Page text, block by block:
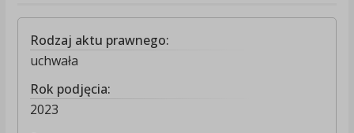
Rodzaj aktu prawnego:
uchwała
Rok podjęcia:
2023